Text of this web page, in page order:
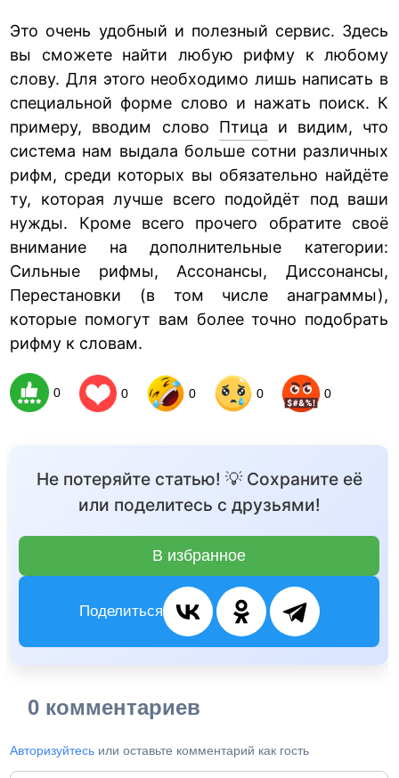
Это очень удобный и полезный сервис. Здесь
вы сможете найти любую рифму к любому
слову. Для этого необходимо лишь написать в
специальной форме слово и нажать поиск. К
примеру, вводим слово Птица и видим, что
система нам выдала больше сотни различных
рифм, среди которых вы обязательно найдёте
ту, которая лучше всего подойдёт под ваши
нужды. Кроме всего прочего обратите своё
внимание на дополнительные категории:
Сильные рифмы, Ассонансы, Диссонансы,
Перестановки (в том числе анаграммы),
которые помогут вам более точно подобрать
рифму к словам.
0 0 0 0 0
Не потеряйте статью! 💡 Сохраните её
или поделитесь с друзьями!
В избранное
Поделиться
0 комментариев
Авторизуйтесь или оставьте комментарий как гость